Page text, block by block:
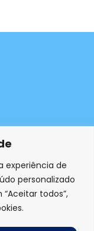
experiência de
personalizado
todos”,